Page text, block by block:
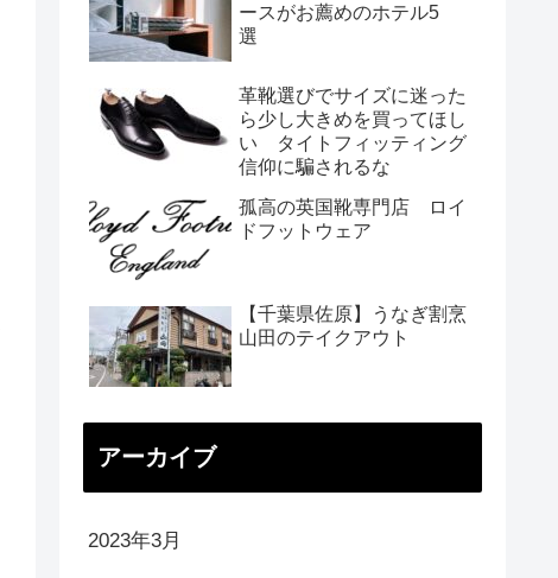
ースがお薦めのホテル5
選
革靴選びでサイズに迷った
ら少し大きめを買ってほし
い タイトフィッティング
信仰に騙されるな
孤高の英国靴専門店 ロイ
ドフットウェア
【千葉県佐原】うなぎ割烹
山田のテイクアウト
アーカイブ
2023年3月